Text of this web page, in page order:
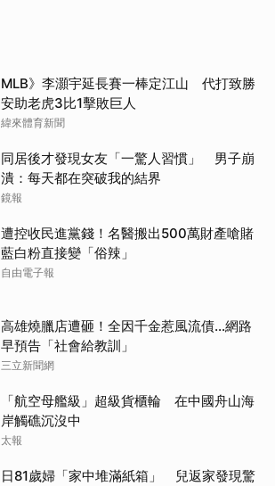
MLB》李灝宇延長賽一棒定江山 代打致勝
安助老虎3比1擊敗巨人
緯來體育新聞
同居後才發現女友「一驚人習慣」 男子崩
潰：每天都在突破我的結界
鏡報
遭控收民進黨錢！名醫搬出500萬財產嗆賭
藍白粉直接變「俗辣」
自由電子報
高雄燒臘店遭砸！全因千金惹風流債…網路
早預告「社會給教訓」
三立新聞網
「航空母艦級」超級貨櫃輪 在中國舟山海
岸觸礁沉沒中
太報
日81歲婦「家中堆滿紙箱」 兒返家發現驚